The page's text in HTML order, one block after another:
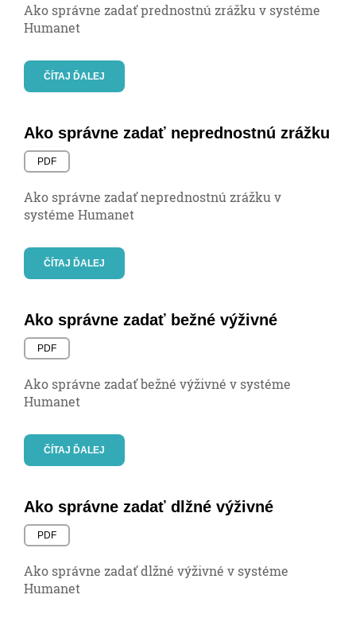
Ako správne zadať prednostnú zrážku v systéme
Humanet
ČÍTAJ ĎALEJ
Ako správne zadať neprednostnú zrážku
PDF
Ako správne zadať neprednostnú zrážku v
systéme Humanet
ČÍTAJ ĎALEJ
Ako správne zadať bežné výživné
PDF
Ako správne zadať bežné výživné v systéme
Humanet
ČÍTAJ ĎALEJ
Ako správne zadať dlžné výživné
PDF
Ako správne zadať dlžné výživné v systéme
Humanet